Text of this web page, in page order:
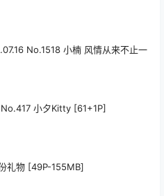
No.1518 小楠 风情从来不止一
小夕Kitty [61+1P]
礼物 [49P-155MB]